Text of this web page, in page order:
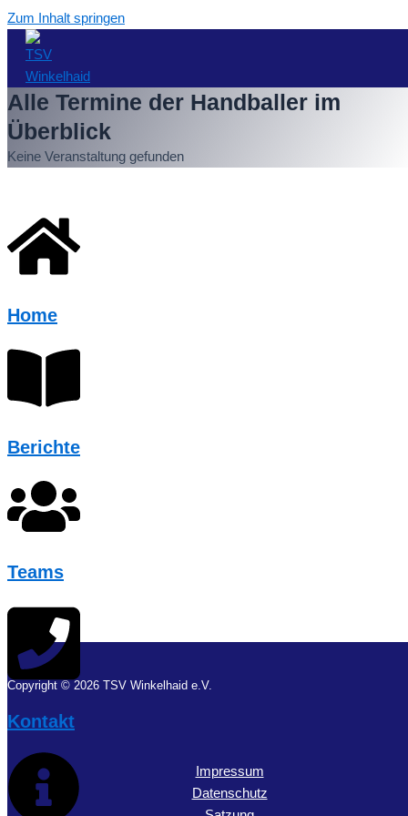
Zum Inhalt springen
Alle Termine der Handballer im
Überblick
Keine Veranstaltung gefunden
Home
Berichte
Teams
Kontakt
Copyright © 2026 TSV Winkelhaid e.V.
Impressum
Datenschutz